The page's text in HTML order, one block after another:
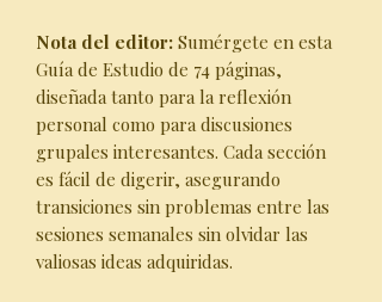
Nota del editor: Sumérgete en esta
Guía de Estudio de 74 páginas,
diseñada tanto para la reflexión
personal como para discusiones
grupales interesantes. Cada sección
es fácil de digerir, asegurando
transiciones sin problemas entre las
sesiones semanales sin olvidar las
valiosas ideas adquiridas.